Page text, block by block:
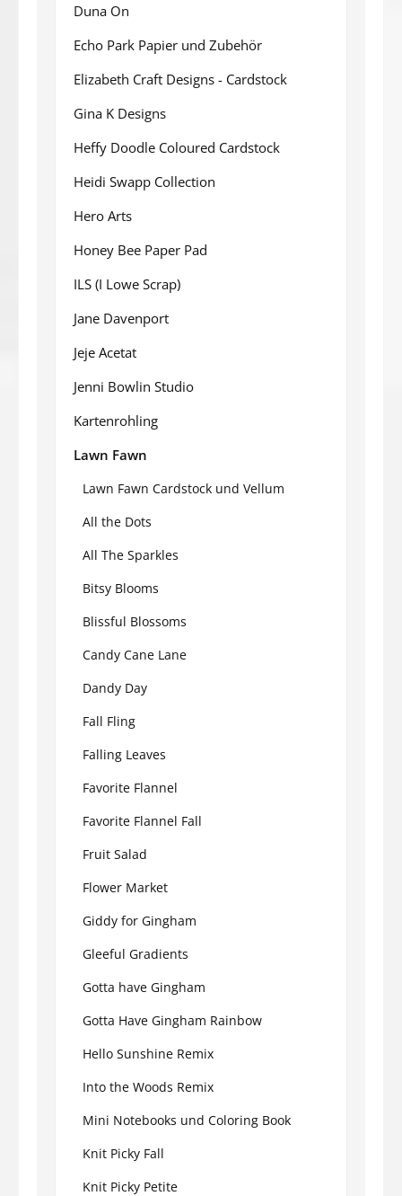
Duna On
Echo Park Papier und Zubehör
Elizabeth Craft Designs - Cardstock
Gina K Designs
Heffy Doodle Coloured Cardstock
Heidi Swapp Collection
Hero Arts
Honey Bee Paper Pad
ILS (I Lowe Scrap)
Jane Davenport
Jeje Acetat
Jenni Bowlin Studio
Kartenrohling
Lawn Fawn
Lawn Fawn Cardstock und Vellum
All the Dots
All The Sparkles
Bitsy Blooms
Blissful Blossoms
Candy Cane Lane
Dandy Day
Fall Fling
Falling Leaves
Favorite Flannel
Favorite Flannel Fall
Fruit Salad
Flower Market
Giddy for Gingham
Gleeful Gradients
Gotta have Gingham
Gotta Have Gingham Rainbow
Hello Sunshine Remix
Into the Woods Remix
Mini Notebooks und Coloring Book
Knit Picky Fall
Knit Picky Petite